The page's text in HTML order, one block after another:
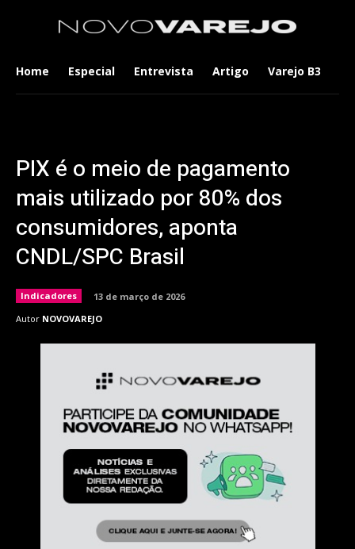
Home Especial Entrevista Artigo Varejo B3
PIX é o meio de pagamento
mais utilizado por 80% dos
consumidores, aponta
CNDL/SPC Brasil
Indicadores
13 de março de 2026
Autor NOVOVAREJO